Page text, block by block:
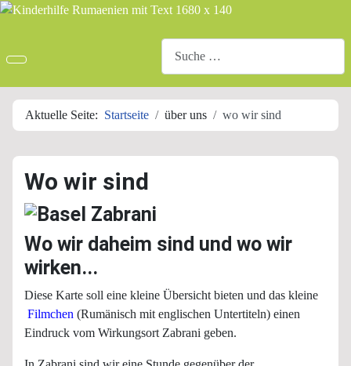
Aktuelle Seite: Startseite über uns wo wir sind
Wo wir sind
Wo wir daheim sind und wo wir
wirken...
Diese Karte soll eine kleine Übersicht bieten und das kleine
Filmchen (Rumänisch mit englischen Untertiteln) einen
Eindruck vom Wirkungsort Zabrani geben.